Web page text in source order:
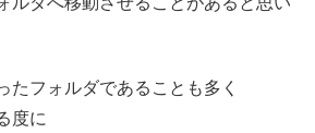
たフォルダであることも多く
度に